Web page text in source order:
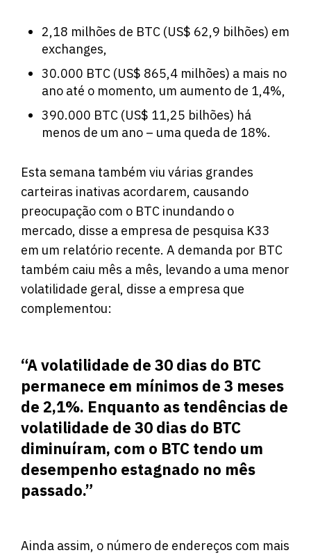
2,18 milhões de BTC (US$ 62,9 bilhões) em
exchanges,
30.000 BTC (US$ 865,4 milhões) a mais no
ano até o momento, um aumento de 1,4%,
390.000 BTC (US$ 11,25 bilhões) há
menos de um ano – uma queda de 18%.
Esta semana também viu várias grandes
carteiras inativas acordarem, causando
preocupação com o BTC inundando o
mercado, disse a empresa de pesquisa K33
em um relatório recente. A demanda por BTC
também caiu mês a mês, levando a uma menor
volatilidade geral, disse a empresa que
complementou:
“A volatilidade de 30 dias do BTC
permanece em mínimos de 3 meses
de 2,1%. Enquanto as tendências de
volatilidade de 30 dias do BTC
diminuíram, com o BTC tendo um
desempenho estagnado no mês
passado.”
Ainda assim, o número de endereços com mais